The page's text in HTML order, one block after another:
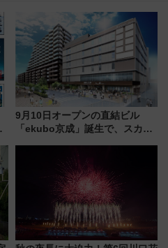
9月10日オープンの直結ビル
「ekubo京成」誕生で、スカイ
新鎌ヶ谷はどう変わる？ 全テナ
ント情報も公開！